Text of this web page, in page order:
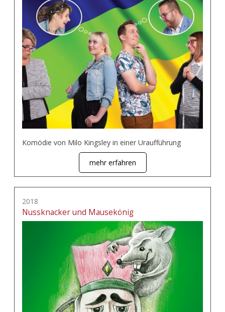
Komödie von Milo Kingsley in einer Uraufführung
mehr erfahren
2018
Nussknacker und Mausekönig